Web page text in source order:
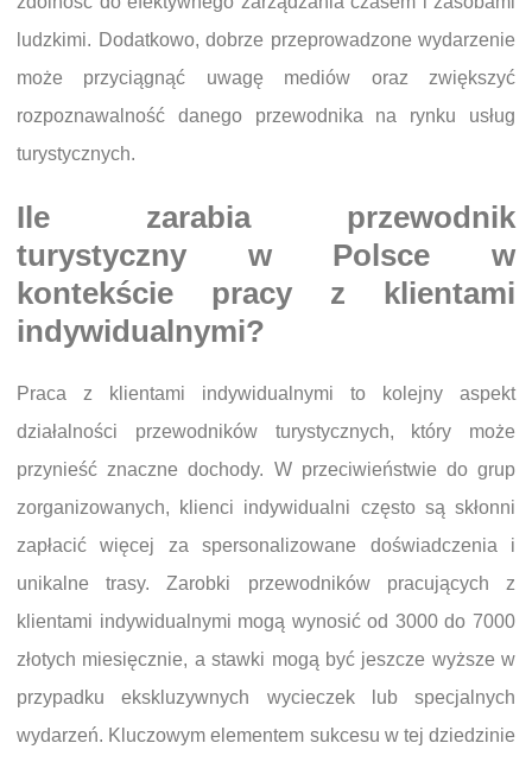
ludzkimi. Dodatkowo, dobrze przeprowadzone wydarzenie
może przyciągnąć uwagę mediów oraz zwiększyć
rozpoznawalność danego przewodnika na rynku usług
turystycznych.
Ile zarabia przewodnik
turystyczny w Polsce w
kontekście pracy z klientami
indywidualnymi?
Praca z klientami indywidualnymi to kolejny aspekt
działalności przewodników turystycznych, który może
przynieść znaczne dochody. W przeciwieństwie do grup
zorganizowanych, klienci indywidualni często są skłonni
zapłacić więcej za spersonalizowane doświadczenia i
unikalne trasy. Zarobki przewodników pracujących z
klientami indywidualnymi mogą wynosić od 3000 do 7000
złotych miesięcznie, a stawki mogą być jeszcze wyższe w
przypadku ekskluzywnych wycieczek lub specjalnych
wydarzeń. Kluczowym elementem sukcesu w tej dziedzinie